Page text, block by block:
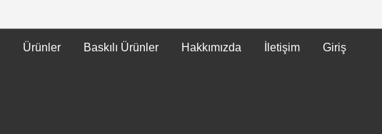
Ürünler Baskılı Ürünler Hakkımızda İletişim Giriş